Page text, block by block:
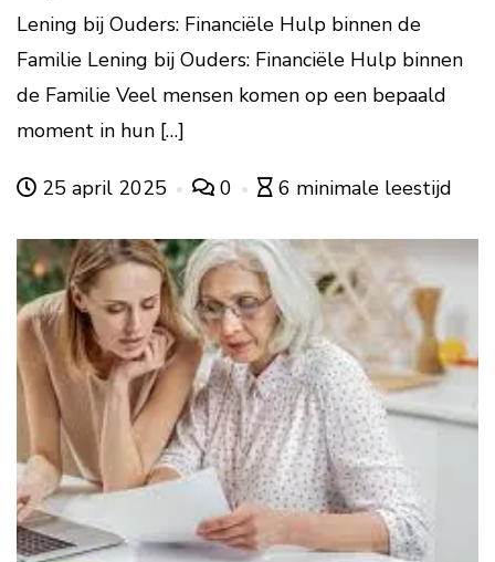
Lening bij Ouders: Financiële Hulp binnen de
Familie Lening bij Ouders: Financiële Hulp binnen
de Familie Veel mensen komen op een bepaald
moment in hun […]
25 april 2025 0 6 minimale leestijd